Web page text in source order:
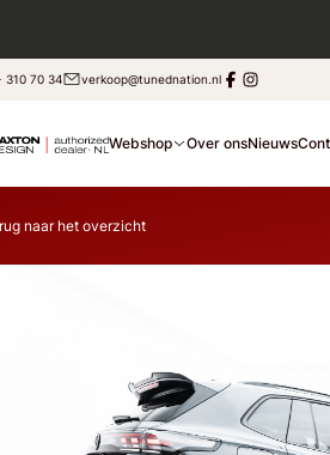
310 70 34 verkoop@tunednation.nl
Webshop Over onsNieuws
naar het overzicht